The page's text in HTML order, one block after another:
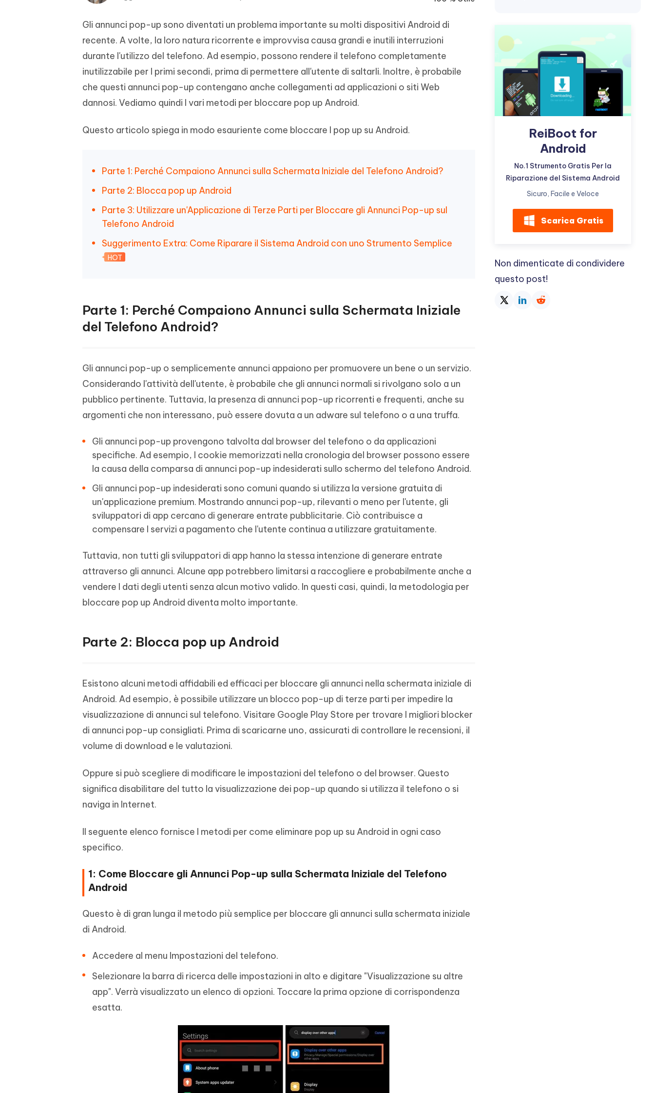
4DDiG - Windows Data Recovery
Vedi Tutti i Prodotti Altri Consigli Utili
iAnyGo- iOS APP
Cambiare la posizione dell'iPhone senza
iAnyGo - APP Android Fake GPS
Cambiare la posizione di Android senza
PC
iCareFone Transfer APP
Trasferire chat Whatsapp
Android/iPhone
UltData for Android APP
Recuperare i dati Android senza PC
APP Cleanup Pro
Pulire l'iPhone con AI gratis
Altri Consigli Utili
OCR & conversione PDF online gratis
PixPretty AI Photo Editor
Gratis
Strumento gratuito di fotoritocco con
Tenorshare AI Bypass
Trasformare i contenuti dell' AI in
contenuti simili a quelli umani
Tenorshare AI Writer
Scrivere in modo più intelligente, più
veloce e migliore con l'AI
Iniziare
Gli annunci pop-up sono diventati un problema importante su molti dispositivi Android di
recente. A volte, la loro natura ricorrente e improvvisa causa grandi e inutili interruzioni
durante l'utilizzo del telefono. Ad esempio, possono rendere il telefono completamente
inutilizzabile per I primi secondi, prima di permettere all'utente di saltarli. Inoltre, è probabile
che questi annunci pop-up contengano anche collegamenti ad applicazioni o siti Web
dannosi. Vediamo quindi I vari metodi per bloccare pop up Android.
Questo articolo spiega in modo esauriente come bloccare I pop up su Android.
Parte 1: Perché Compaiono Annunci sulla Schermata Iniziale del Telefono Android?
Parte 2: Blocca pop up Android
Parte 3: Utilizzare un'Applicazione di Terze Parti per Bloccare gli Annunci Pop-up sul
Telefono Android
Suggerimento Extra: Come Riparare il Sistema Android con uno Strumento Semplice
HOT
Parte 1: Perché Compaiono Annunci sulla Schermata Iniziale
del Telefono Android?
Gli annunci pop-up o semplicemente annunci appaiono per promuovere un bene o un servizio.
Considerando l'attività dell'utente, è probabile che gli annunci normali si rivolgano solo a un
pubblico pertinente. Tuttavia, la presenza di annunci pop-up ricorrenti e frequenti, anche su
argomenti che non interessano, può essere dovuta a un adware sul telefono o a una truffa.
Gli annunci pop-up provengono talvolta dal browser del telefono o da applicazioni
specifiche. Ad esempio, I cookie memorizzati nella cronologia del browser possono essere
la causa della comparsa di annunci pop-up indesiderati sullo schermo del telefono Android.
Gli annunci pop-up indesiderati sono comuni quando si utilizza la versione gratuita di
un'applicazione premium. Mostrando annunci pop-up, rilevanti o meno per l'utente, gli
sviluppatori di app cercano di generare entrate pubblicitarie. Ciò contribuisce a
compensare I servizi a pagamento che l'utente continua a utilizzare gratuitamente.
Tuttavia, non tutti gli sviluppatori di app hanno la stessa intenzione di generare entrate
attraverso gli annunci. Alcune app potrebbero limitarsi a raccogliere e probabilmente anche a
vendere I dati degli utenti senza alcun motivo valido. In questi casi, quindi, la metodologia per
bloccare pop up Android diventa molto importante.
Parte 2: Blocca pop up Android
Esistono alcuni metodi affidabili ed efficaci per bloccare gli annunci nella schermata iniziale di
Android. Ad esempio, è possibile utilizzare un blocco pop-up di terze parti per impedire la
visualizzazione di annunci sul telefono. Visitare Google Play Store per trovare I migliori blocker
di annunci pop-up consigliati. Prima di scaricarne uno, assicurati di controllare le recensioni, il
volume di download e le valutazioni.
Oppure si può scegliere di modificare le impostazioni del telefono o del browser. Questo
significa disabilitare del tutto la visualizzazione dei pop-up quando si utilizza il telefono o si
naviga in Internet.
Il seguente elenco fornisce I metodi per come eliminare pop up su Android in ogni caso
specifico.
1: Come Bloccare gli Annunci Pop-up sulla Schermata Iniziale del Telefono
Android
Questo è di gran lunga il metodo più semplice per bloccare gli annunci sulla schermata iniziale
di Android.
Accedere al menu Impostazioni del telefono.
Selezionare la barra di ricerca delle impostazioni in alto e digitare "Visualizzazione su altre
app". Verrà visualizzato un elenco di opzioni. Toccare la prima opzione di corrispondenza
esatta.
ReiBoot for
Android
No.1 Strumento Gratis Per la
Riparazione del Sistema Android
Sicuro, Facile e Veloce
Scarica Gratis
Non dimenticate di condividere
questo post!